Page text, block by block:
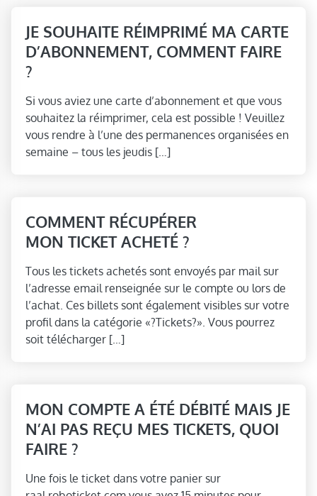
JE SOUHAITE RÉIMPRIMÉ MA CARTE
D’ABONNEMENT, COMMENT FAIRE
?
Si vous aviez une carte d’abonnement et que vous
souhaitez la réimprimer, cela est possible ! Veuillez
vous rendre à l’une des permanences organisées en
semaine – tous les jeudis […]
COMMENT RÉCUPÉRER
MON TICKET ACHETÉ ?
Tous les tickets achetés sont envoyés par mail sur
l’adresse email renseignée sur le compte ou lors de
l’achat. Ces billets sont également visibles sur votre
profil dans la catégorie «?Tickets?». Vous pourrez
soit télécharger […]
MON COMPTE A ÉTÉ DÉBITÉ MAIS JE
N’AI PAS REÇU MES TICKETS, QUOI
FAIRE ?
Une fois le ticket dans votre panier sur